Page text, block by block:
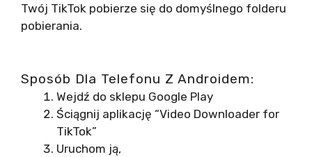
Twój TikTok pobierze się do domyślnego folderu
pobierania.
Sposób Dla Telefonu Z Androidem:
Wejdź do sklepu Google Play
Ściągnij aplikację “Video Downloader for
TikTok”
Uruchom ją,